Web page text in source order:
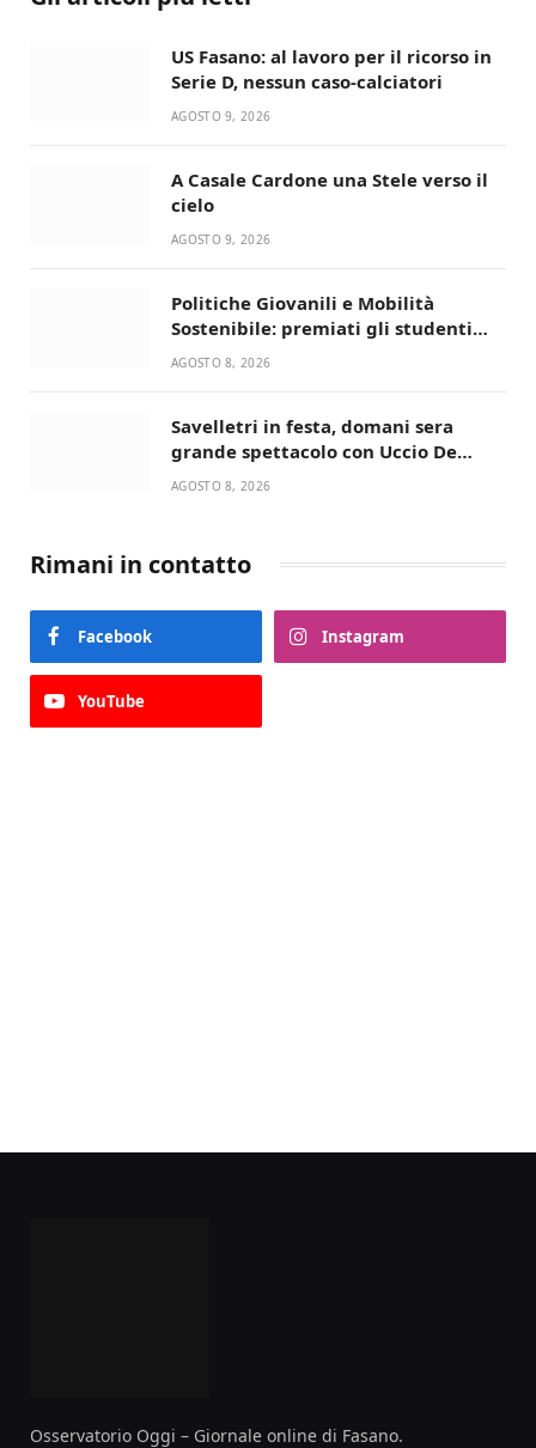
US Fasano: al lavoro per il ricorso in
Serie D, nessun caso-calciatori
AGOSTO 9, 2026
A Casale Cardone una Stele verso il
cielo
AGOSTO 9, 2026
Politiche Giovanili e Mobilità
Sostenibile: premiati gli studenti
universitari del bando “La strada
AGOSTO 8, 2026
Savelletri in festa, domani sera
grande spettacolo con Uccio De
Santis
AGOSTO 8, 2026
Rimani in contatto
Facebook Instagram
YouTube
Osservatorio Oggi – Giornale online di Fasano.